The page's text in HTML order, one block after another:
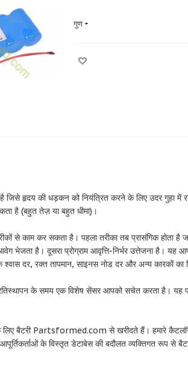
गुण
हृदय की धड़कन को नियंत्रित करने के लिए उदर गुहा में
है (बहुत तेज़ या बहुत धीमा)।
से काम कर सकता है। पहला तरीका तब प्रासंगिक होता
भेजता है। दूसरा प्रोग्राम आवृत्ति-निर्भर उत्तेजना है।
दर, रक्त तापमान, साइनस नोड दर और अन्य कारकों
के समय एक विशेष सेंसर आपको सचेत करता है। यह
बैटरी Partsformed.com से खरीदते हैं। हमारे कैटलॉग
आपूर्तिकर्ताओं के विस्तृत डेटाबेस की बदौलत व्यक्तिगत रूप से